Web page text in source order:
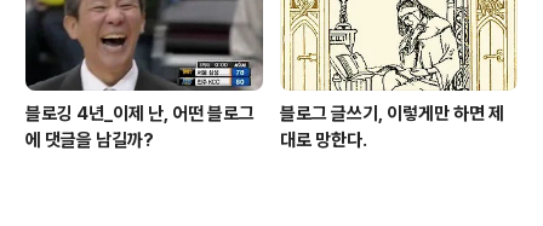
블로깅 4년_이제 난, 어떤 블로그
에 댓글을 남길까?
블로그 글쓰기, 이렇게만 하면 제
대로 망한다.